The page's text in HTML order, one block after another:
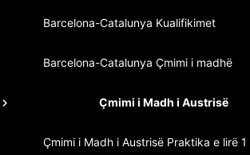
Barcelona-Catalunya Kualifikimet
Barcelona-Catalunya Çmimi i madhë
Çmimi i Madh i Austrisë
Çmimi i Madh i Austrisë Praktika e lirë 1